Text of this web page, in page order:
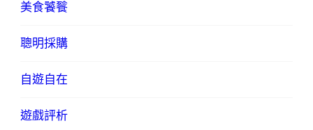
美食饕餮
聰明採購
自遊自在
遊戲評析